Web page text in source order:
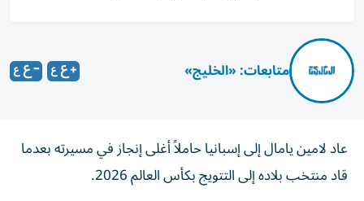
متابعات: «الخليج»
عاد لامين يامال إلى إسبانيا حاملاً أغلى إنجاز في مسيرته بعدما
قاد منتخب بلاده إلى التتويج بكأس العالم 2026.